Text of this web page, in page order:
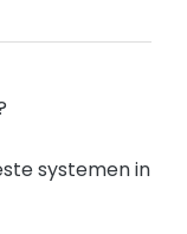
systemen in